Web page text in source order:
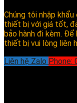
Chúng tôi nhập khẩu
thiết bị với giá tốt,
bảo hành đi kèm.
thiết bị vui lòng liên
Liên hệ Zalo Phone: